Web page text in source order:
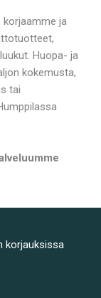
korjaamme ja
Huopa- ja
kokemusta,
tai
korjauksissa